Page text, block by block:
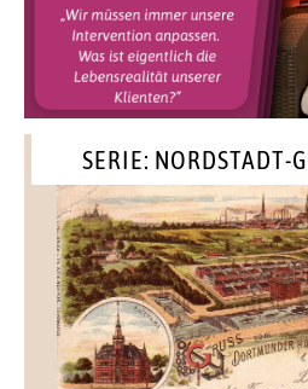
SERIE: NORDSTADT-